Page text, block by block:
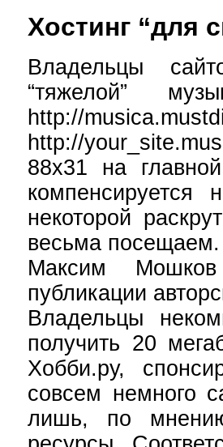
Хостинг “для
Владельцы
“тяжелой”
http://
http://
88х31 на
компен­сируется
некоторой
весьма посещаем.
Максим
публикации
Владельцы
получить 20
Хобби.pу,
совсем немного
лишь, по